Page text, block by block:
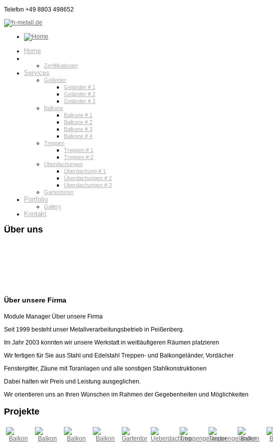
Telefon +49 8803 498652
Home
Zertifikationen
Services
Geländer
Geländer # 1
Geländer # 2
Geländer # 3
Balkone
Balkone # 1
Balkone # 2
Balkone # 3
Balkone # 4
Treppen
Treppen # 1
Treppen # 2
Überdachungen
Überdachung # 1
Überdachungen # 2
Überdachungen # 3
Gartentüren
Portfolio
Gallery
Kontakt
Über uns
Über unsere Firma
Module Manager Über unsere Firma
Seit 1999 besteht unser Metallverarbeitungsbetrieb in Peißenberg.
Im Jahr 2003 konnten wir unsere Werkstatt in weitläufigeren Räumen platzieren
Wir fertigen für Sie aus Stahl und Edelstahl Treppen- und Balkongeländer, Vordächer
Fenstergitter, Zäune mit Toranlagen und alle sonstigen Stahlkonstruktionen
Dabei halten wir Preis und Leistung ausgeglichen.
Wir orientieren uns an Ihren Wünschen im Rahmen der Gegebenheiten und Möglichkeiten
Projekte